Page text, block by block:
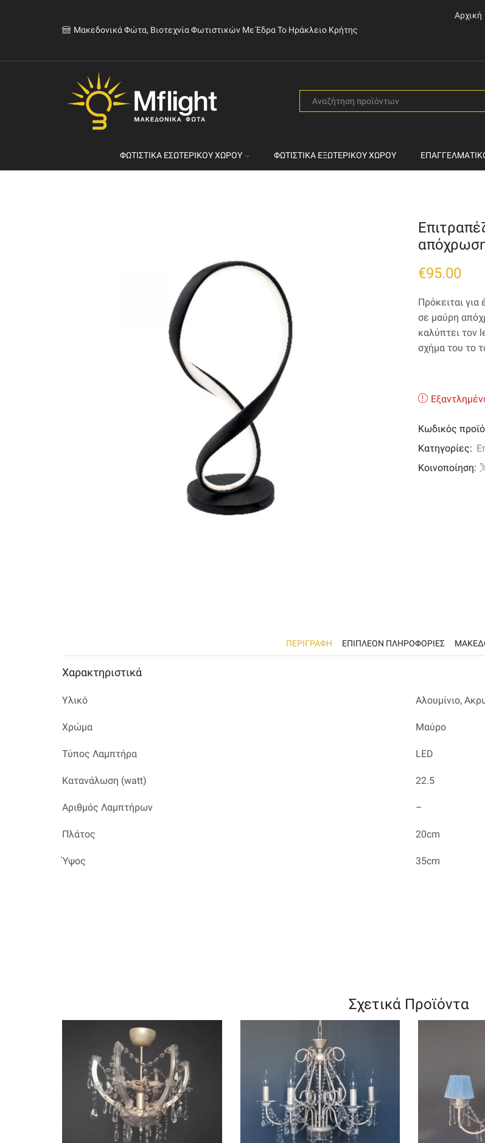
Μακεδονικά Φώτα, Βιοτεχνία Φωτιστικών Με Έδρα Το Ηράκλειο Κρήτης
Αρχική
ΦΩΤΙΣΤΙΚΆ ΕΣΩΤΕΡΙΚΟΎ ΧΏΡΟΥ ΦΩΤΙΣΤΙΚΆ ΕΞΩΤΕΡΙΚΟΎ ΧΏΡΟΥ
€95.00
Πρόκειται
σε μαύρη
καλύπτει τον
σχήμα του το
Κωδικός
Κατηγορίες:
Kοινοποίηση:
ΠΕΡΙΓΡΑΦΉ ΕΠΙΠΛΈΟΝ ΠΛΗΡΟΦΟΡΊΕΣ
Χαρακτηριστικά
Υλικό Αλουμίνιο,
Χρώμα Μαύρο
Τύπος Λαμπτήρα LED
Κατανάλωση (watt) 22.5
Αριθμός Λαμπτήρων –
Πλάτος 20cm
Ύψος 35cm
Σχετικά Προϊόντα